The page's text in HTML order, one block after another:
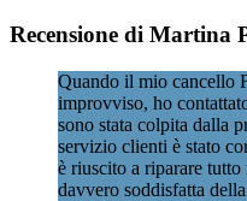
Recensione di Martina
Quando il mio cancello
improvviso, ho
sono stata colpita dalla
servizio clienti è stato
è riuscito a riparare
davvero soddisfatta